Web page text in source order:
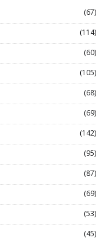
(67)
(114)
(60)
(105)
(68)
(69)
(142)
(95)
(87)
(69)
(53)
(45)